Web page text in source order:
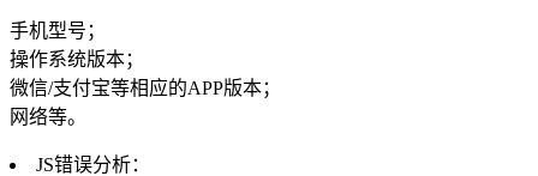
手机型号；
操作系统版本；
微信/支付宝等相应的APP版本；
网络等。
JS错误分析：